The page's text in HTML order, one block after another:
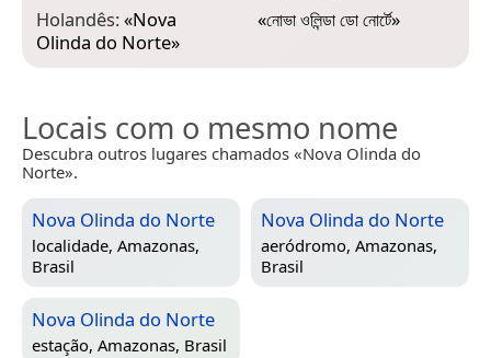
Holandês:«Nova
Olinda do Norte»
«নোভা ওলিন্ডা ডো নোর্টে»
Locais com o mesmo nome
Descubra outros lugares chamados «Nova Olinda do
Norte».
Nova Olinda do Norte
localidade, Amazonas,
Brasil
Nova Olinda do Norte
aeródromo, Amazonas,
Brasil
Nova Olinda do Norte
estação, Amazonas, Brasil